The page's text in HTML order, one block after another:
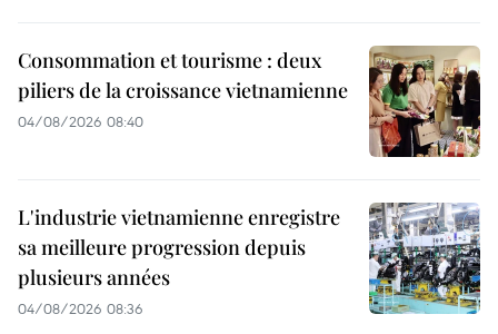
Consommation et tourisme : deux
piliers de la croissance vietnamienne
04/08/2026 08:40
L'industrie vietnamienne enregistre
sa meilleure progression depuis
plusieurs années
04/08/2026 08:36